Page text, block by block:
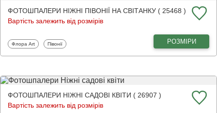
ФОТОШПАЛЕРИ НІЖНІ ПІВОНІЇ НА СВІТАНКУ ( 25468 )
Вартість залежить від розмірів
Фотошпалери
Флора Art Фотошпалери
Півонії РОЗМІРИ
ФОТОШПАЛЕРИ НІЖНІ САДОВІ КВІТИ ( 26907 )
Вартість залежить від розмірів